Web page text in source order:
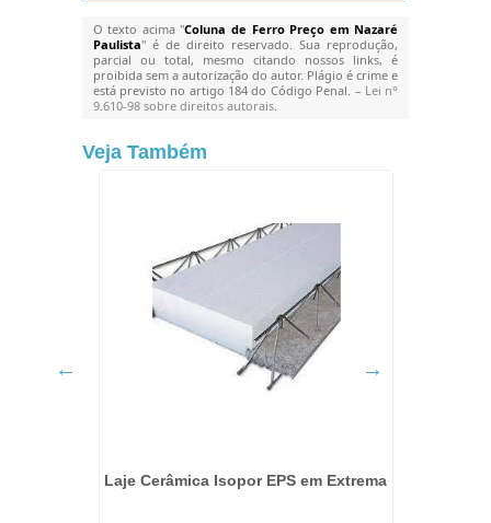
O texto acima "Coluna de Ferro Preço em Nazaré
Paulista" é de direito reservado. Sua reprodução,
parcial ou total, mesmo citando nossos links, é
proibida sem a autorização do autor. Plágio é crime e
está previsto no artigo 184 do Código Penal. – Lei n°
9.610-98 sobre direitos autorais.
Veja Também
Laje Cerâmica Isopor EPS em Extrema